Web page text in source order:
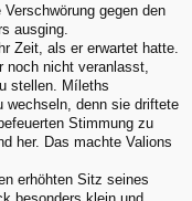
gegen den
ausging.
Zeit, als er erwartet hatte.
noch nicht veranlasst,
stellen. Míleths
wechseln, denn sie driftete
Stimmung zu
her. Das machte Valions
erhöhten Sitz seines